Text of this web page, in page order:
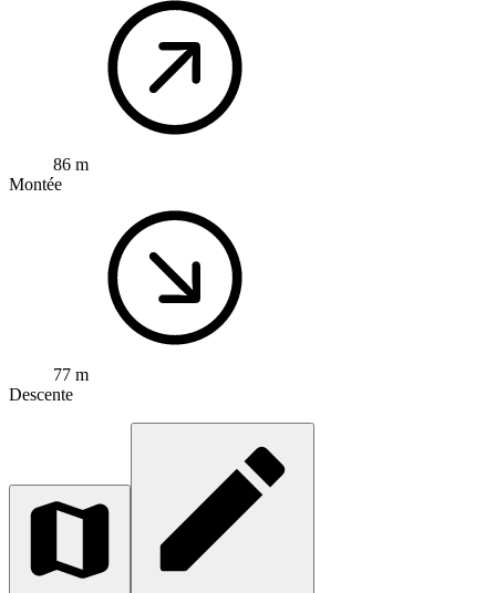
86 m
Montée
77 m
Descente